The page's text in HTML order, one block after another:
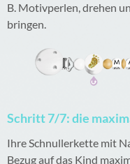
B. Motivperlen, drehen
bringen.
Schritt 7/7: die
Ihre Schnullerkette mit
Bezug auf das Kind